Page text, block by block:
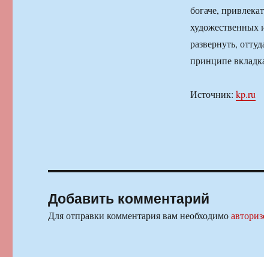
богаче,
художественных
развернуть,
принципе
Источник: kp.ru
Добавить комментарий
Для отправки комментария вам необходимо